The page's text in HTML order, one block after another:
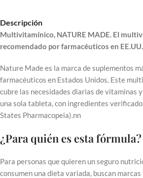
Descripción
Multivitamínico, NATURE MADE. El
recomendado por farmacéuticos en EE.UU.
Nature Made es la marca de suplementos
farmacéuticos en Estados Unidos. Este
cubre las necesidades diarias de vitaminas
una sola tableta, con ingredientes
States Pharmacopeia).nn
¿Para quién es esta fórmula?
Para personas que quieren un seguro
consumen una dieta variada, buscan